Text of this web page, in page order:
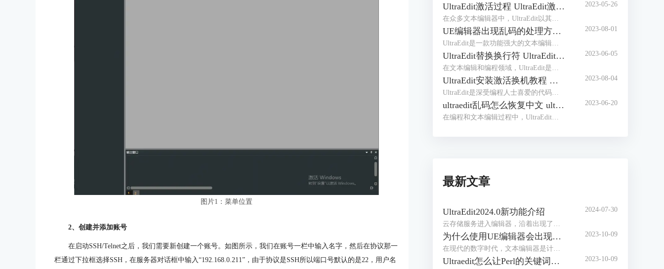
图片1：菜单位置
2、创建并添加账号
在启动SSH/Telnet之后，我们需要新创建一个账号。如图所示，我们在账号一栏中输入名字，然后在协议那一
栏通过下拉框选择SSH，在服务器对话框中输入“192.168.0.211”，由于协议是SSH所以端口号默认的是22，用户名
UltraEdit激活过程 UltraEdit激活许可证怎么获得
在众多文本编辑器中，UltraEdit以其强大的编辑功能和高度的定制性受到了广大用户的欢迎。然而，许多初次使用UltraEdit的用户，对UltraEdit激活过程以及UltraEdit激活许可证怎么获得这两个问题可能令人感到困惑。为了解答这些疑问，本文将详细介绍UltraEdit的激活过程，以及如何获取UltraEdit的激活许可证。
2023-05-26
UE编辑器出现乱码的处理方法 解决UltraEdit中文乱码问题
UltraEdit是一款功能强大的文本编辑器，广泛应用于程序员、网站开发人员和其他文本处理人员的日常工作中。然而，在使用UltraEdit编辑文本时，有时会出现中文乱码的问题，这会严重影响我们的工作效率。本文将介绍UE编辑器中文乱码的处理方法，帮助用户解决中文乱码问题，确保正常编辑和处理中文文本。
2023-08-01
UltraEdit替换换行符 UltraEdit替换功能
在文本编辑和编程领域，UltraEdit是一款广受欢迎的文本编辑器，它具有强大的功能和灵活的操作，可以提高工作效率。本文将介绍UltraEdit替换换行符，UltraEdit替换功能的内容。
2023-06-05
UltraEdit安装激活换机教程 如何生成脱机许可证
UltraEdit是深受编程人士喜爱的代码编辑器之一，简洁干净的工作界面，标配的语法高亮功能，代码折叠等高效编程功能，并且，还支持HTML、PHP和JavaScript等语法，让代码编辑、文档内容处理更加方便。
2023-08-04
ultraedit乱码怎么恢复中文 ultraedit中文乱码如何设置
在编程和文本编辑过程中，UltraEdit是一款常用的高效编辑器，其强大的功能和易用性得到了全球数以百万计的用户的信赖。然而，我们可能会在使用中遇到一些问题，比如文档的中文乱码。在这篇文章中，我们将解答ultraedit乱码怎么恢复中文，ultraedit中文乱码如何设置的问题。
2023-06-20
最新文章
UltraEdit2024.0新功能介绍
云存储服务进入编辑器，沿着出现了编写脚本和自动化工作流的新方法。
2024-07-30
为什么使用UE编辑器会出现应用错误，Ultraedit应用程序错误怎么办
在现代的数字时代，文本编辑器是计算机用户不可或缺的工具之一。UltraEdit（UE）作为一款备受欢迎的文本编辑器，为用户提供了丰富的功能和出色的编辑体验。然而，有时用户可能会遇到应用程序错误的问题，这不仅影响了工作效率，还让人感到困扰。本文将深入研究为什么使用UE编辑器会出现应用错误，Ultraedit应用程序错误怎么办。同时，我们还将分享一些防止UE编辑器报错的实用技巧，以确保你的编辑体验始终顺畅无阻。
2023-10-09
Ultraedit怎么让Perl的关键词高亮，Ultraedit里的Python语法高亮怎么做 2023-10-09